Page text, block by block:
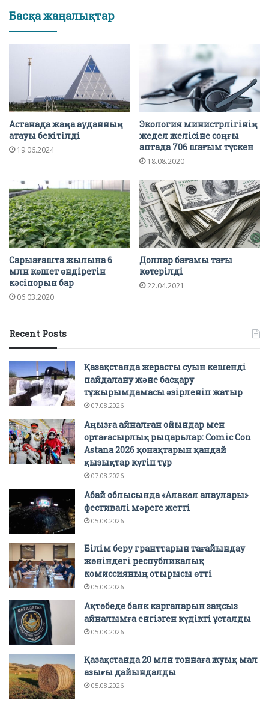
Басқа жаңалықтар
Астанада жаңа ауданның
атауы бекітілді
19.06.2024
Экология министрлігінің
жедел желісіне соңғы
аптада 706 шағым түскен
18.08.2020
Сарыағашта жылына 6
млн көшет өндіретін
кәсіпорын бар
06.03.2020
Доллар бағамы тағы
көтерілді
22.04.2021
Recent Posts
Қазақстанда жерасты суын кешенді
пайдалану және басқару
тұжырымдамасы әзірленіп жатыр
07.08.2026
Аңызға айналған ойындар мен
ортағасырлық рыцарьлар: Comic Con
Astana 2026 қонақтарын қандай
қызықтар күтіп тұр
07.08.2026
Абай облысында «Алакөл алаулары»
фестивалі мәреге жетті
05.08.2026
Білім беру гранттарын тағайындау
жөніндегі республикалық
комиссияның отырысы өтті
05.08.2026
Ақтөбеде банк карталарын заңсыз
айналымға енгізген күдікті ұсталды
05.08.2026
Қазақстанда 20 млн тоннаға жуық мал
азығы дайындалды
05.08.2026